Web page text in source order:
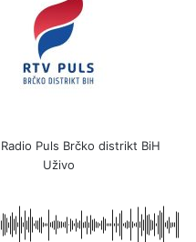
Puls Brčko distrikt BiH
Uživo